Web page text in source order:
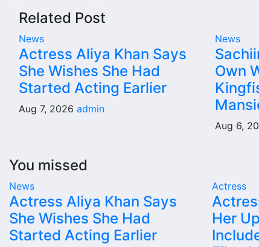
Related Post
News
Actress Aliya Khan Says
She Wishes She Had
Started Acting Earlier
Aug 7, 2026 admin
News
Own
Aug 6,
You missed
News
Actress Aliya Khan Says
She Wishes She Had
Started Acting Earlier
Actress
Her